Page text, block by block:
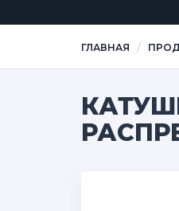
ГЛАВНАЯ